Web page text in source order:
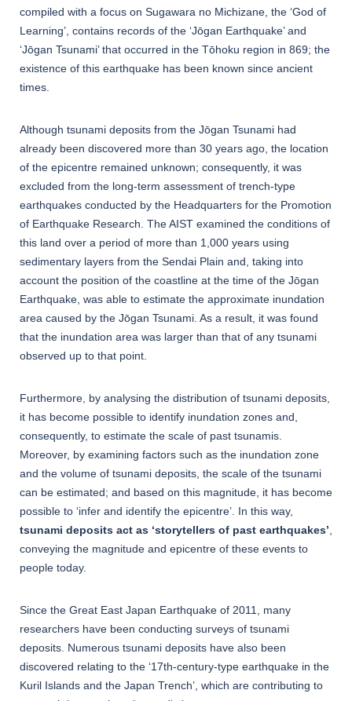
compiled with a focus on Sugawara no Michizane, the ‘God of
Learning’, contains records of the ‘Jōgan Earthquake’ and
‘Jōgan Tsunami’ that occurred in the Tōhoku region in 869; the
existence of this earthquake has been known since ancient
times.
Although tsunami deposits from the Jōgan Tsunami had
already been discovered more than 30 years ago, the location
of the epicentre remained unknown; consequently, it was
excluded from the long-term assessment of trench-type
earthquakes conducted by the Headquarters for the Promotion
of Earthquake Research. The AIST examined the conditions of
this land over a period of more than 1,000 years using
sedimentary layers from the Sendai Plain and, taking into
account the position of the coastline at the time of the Jōgan
Earthquake, was able to estimate the approximate inundation
area caused by the Jōgan Tsunami. As a result, it was found
that the inundation area was larger than that of any tsunami
observed up to that point.
Furthermore, by analysing the distribution of tsunami deposits,
it has become possible to identify inundation zones and,
consequently, to estimate the scale of past tsunamis.
Moreover, by examining factors such as the inundation zone
and the volume of tsunami deposits, the scale of the tsunami
can be estimated; and based on this magnitude, it has become
possible to ‘infer and identify the epicentre’. In this way,
tsunami deposits act as ‘storytellers of past earthquakes’
conveying the magnitude and epicentre of these events to
people today.
Since the Great East Japan Earthquake of 2011, many
researchers have been conducting surveys of tsunami
deposits. Numerous tsunami deposits have also been
discovered relating to the ‘17th-century-type earthquake in the
Kuril Islands and the Japan Trench’, which are contributing to